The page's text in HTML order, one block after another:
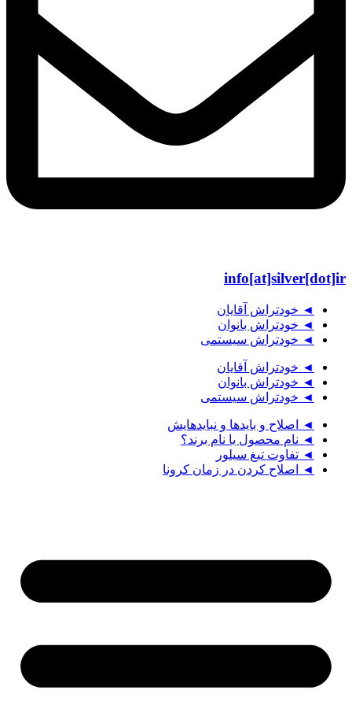
info[at]silver[dot]ir
◄ خودتراش آقایان
◄ خودتراش بانوان
◄ خودتراش سیستمی
◄ خودتراش آقایان
◄ خودتراش بانوان
◄ خودتراش سیستمی
◄ اصلاح و بایدها و نبایدهایش
◄ نام محصول یا نام برند؟
◄ تفاوت تیغ سیلور
◄ اصلاح کردن در زمان کرونا